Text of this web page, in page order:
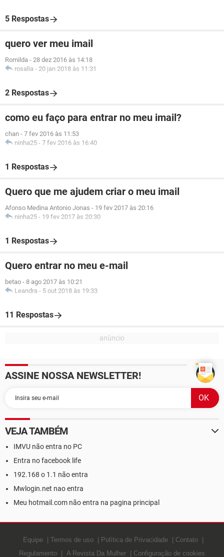
5 Respostas
quero ver meu imail
Romilda - 28 dez 2016 às 14:18
rosalia - 20 jan 2018 às 11:31
2 Respostas
como eu faço para entrar no meu imail?
chan - 7 fev 2016 às 11:53
ninha25 - 7 fev 2016 às 16:40
1 Respostas
Quero que me ajudem criar o meu imail
Afonso Medina Antonio Jonas - 19 fev 2017 às 20:16
ninha25 - 19 fev 2017 às 20:30
1 Respostas
Quero entrar no meu e-mail
betao - 8 ago 2017 às 10:21
Leandra - 5 out 2018 às 19:33
11 Respostas
ASSINE NOSSA NEWSLETTER!
VEJA TAMBÉM
IMVU não entra no PC
Entra no facebook life
192.168 o 1.1 não entra
Mwlogin.net nao entra
Meu hotmail.com não entra na pagina principal
Equipe Termos de uso Política de Privacidade
Contato
Regulamento
A Revista Da Mulher Configuração de cookies